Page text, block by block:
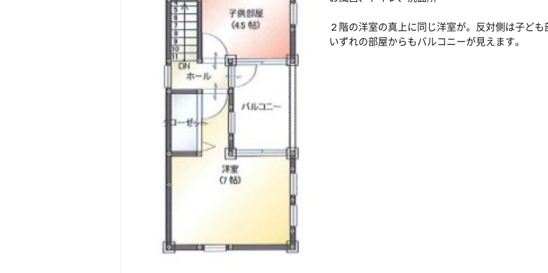
２階の洋室の真上に同じ洋室が。反対側は子ども
いずれの部屋からもバルコニーが見えます。